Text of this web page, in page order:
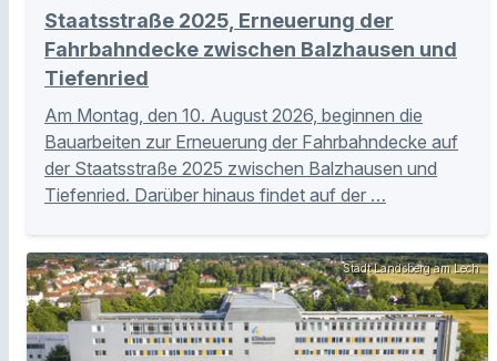
Staatsstraße 2025, Erneuerung der
Fahrbahndecke zwischen Balzhausen und
Tiefenried
Am Montag, den 10. August 2026, beginnen die
Bauarbeiten zur Erneuerung der Fahrbahndecke auf
der Staatsstraße 2025 zwischen Balzhausen und
Tiefenried. Darüber hinaus findet auf der …
Stadt Landsberg am Lech